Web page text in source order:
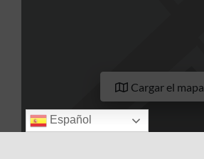
Cargar el mapa
Español